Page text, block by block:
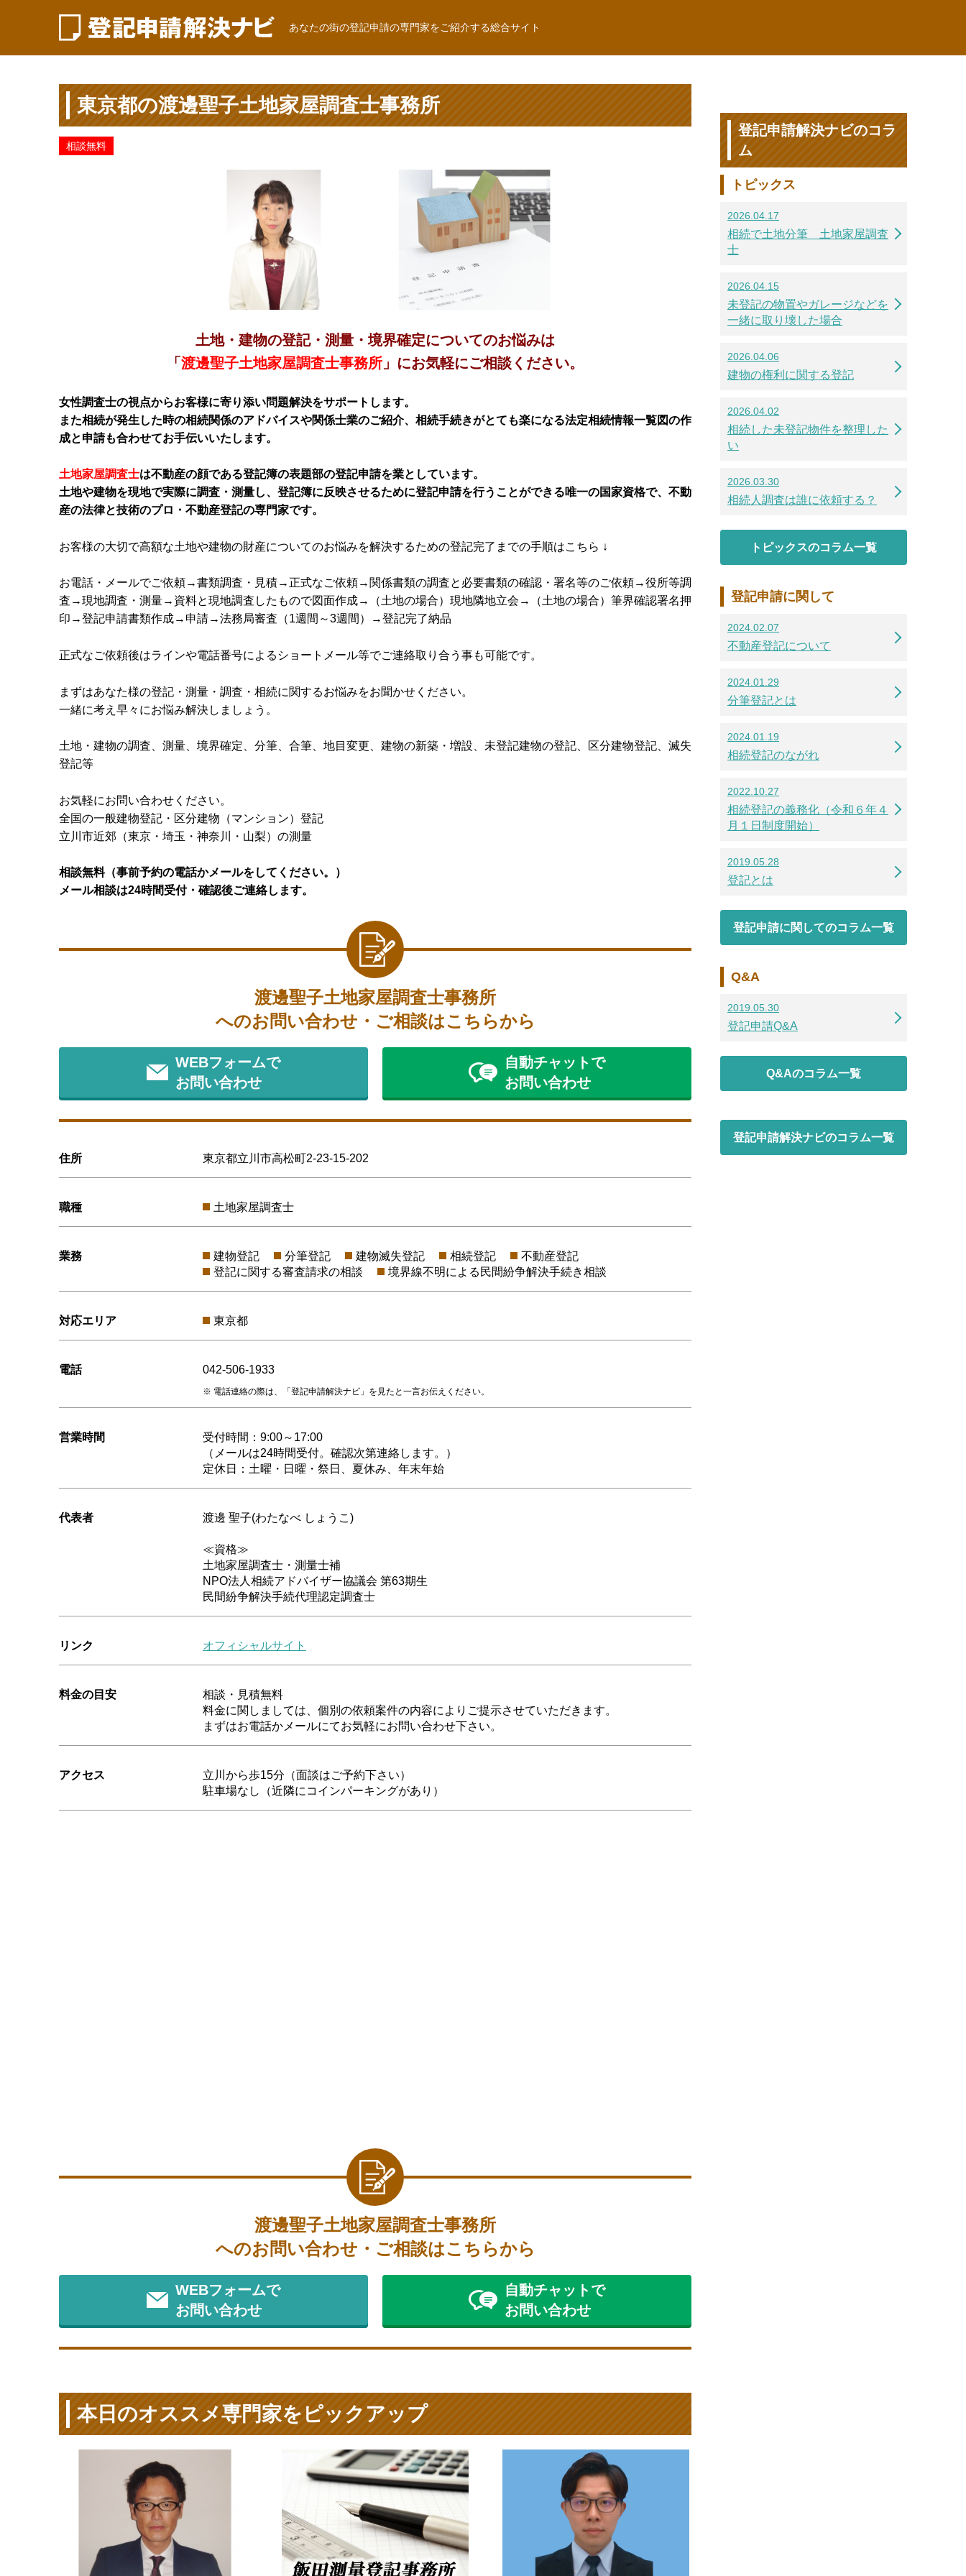
あなたの街の登記申請の専門家をご紹介する総合サイト
東京都の渡邊聖子土地家屋調査士事務所
相談無料
土地・建物の登記・測量・境界確定についてのお悩みは
「 渡邊聖子土地家屋調査士事務所 」にお気軽にご相談ください。
女性調査士の視点からお客様に寄り添い問題解決をサポートします。
また相続が発生した時の相続関係のアドバイスや関係士業のご紹介、相続手続きがとても楽になる法定相続情報一覧図の作
成と申請も合わせてお手伝いいたします。
土地家屋調査士は不動産の顔である登記簿の表題部の登記申請を業としています。
土地や建物を現地で実際に調査・測量し、登記簿に反映させるために登記申請を行うことができる唯一の国家資格で、不動
産の法律と技術のプロ・不動産登記の専門家です。
お客様の大切で高額な土地や建物の財産についてのお悩みを解決するための登記完了までの手順はこちら ↓
お電話・メールでご依頼→書類調査・見積→正式なご依頼→関係書類の調査と必要書類の確認・署名等のご依頼→役所等調
査→現地調査・測量→資料と現地調査したもので図面作成→（土地の場合）現地隣地立会→（土地の場合）筆界確認署名押
印→登記申請書類作成→申請→法務局審査（1週間～3週間）→登記完了納品
正式なご依頼後はラインや電話番号によるショートメール等でご連絡取り合う事も可能です。
まずはあなた様の登記・測量・調査・相続に関するお悩みをお聞かせください。
一緒に考え早々にお悩み解決しましょう。
土地・建物の調査、測量、境界確定、分筆、合筆、地目変更、建物の新築・増設、未登記建物の登記、区分建物登記、滅失
登記等
お気軽にお問い合わせください。
全国の一般建物登記・区分建物（マンション）登記
立川市近郊（東京・埼玉・神奈川・山梨）の測量
相談無料（事前予約の電話かメールをしてください。）
メール相談は24時間受付・確認後ご連絡します。
渡邊聖子土地家屋調査士事務所
へのお問い合わせ・ご相談はこちらから
WEBフォームで
お問い合わせ
自動チャットで
お問い合わせ
住所 東京都立川市高松町2-23-15-202
職種 土地家屋調査士
業務 建物登記 分筆登記 建物滅失登記 相続登記
不動産登記
登記に関する審査請求の相談
境界線不明による民間紛争解決手続き相談
対応エリア 東京都
電話 042-506-1933
電話連絡の際は、「登記申請解決ナビ」を見たと一言お伝えください。
営業時間
受付時間：9:00～17:00
（メールは24時間受付。確認次第連絡します。）
定休日：土曜・日曜・祭日、夏休み、年末年始
代表者 渡邊 聖子(わたなべ しょうこ)
≪資格≫
土地家屋調査士・測量士補
NPO法人相続アドバイザー協議会 第63期生
民間紛争解決手続代理認定調査士
リンク オフィシャルサイト
料金の目安
相談・見積無料
料金に関しましては、個別の依頼案件の内容によりご提示させていただきます。
まずはお電話かメールにてお気軽にお問い合わせ下さい。
アクセス
立川から歩15分（面談はご予約下さい）
駐車場なし（近隣にコインパーキングがあり）
渡邊聖子土地家屋調査士事務所
へのお問い合わせ・ご相談はこちらから
WEBフォームで
お問い合わせ
自動チャットで
お問い合わせ
本日のオススメ専門家をピックアップ
登記申請解決ナビのコラ
ム
トピックス
2026.04.17
相続で土地分筆 土地家屋調査
士
2026.04.15
未登記の物置やガレージなどを
一緒に取り壊した場合
2026.04.06
建物の権利に関する登記
2026.04.02
相続した未登記物件を整理した
い
2026.03.30
相続人調査は誰に依頼する？
トピックスのコラム一覧
登記申請に関して
2024.02.07
不動産登記について
2024.01.29
分筆登記とは
2024.01.19
相続登記のながれ
2022.10.27
相続登記の義務化（令和６年４
月１日制度開始）
2019.05.28
登記とは
登記申請に関してのコラム一覧
Q&A
2019.05.30
登記申請Q&A
Q&Aのコラム一覧
登記申請解決ナビのコラム一覧